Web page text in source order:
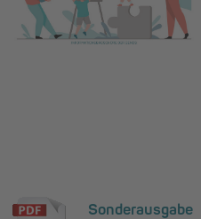
Sonderausgabe